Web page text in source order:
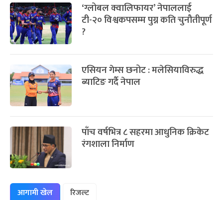
‘ग्लोबल क्वालिफायर’ नेपाललाई
टी-२० विश्वकपसम्म पुग्न कति चुनौतीपूर्ण
?
एसियन गेम्स छनोट : मलेसियाविरुद्ध
ब्याटिङ गर्दै नेपाल
पाँच वर्षभित्र ८ सहरमा आधुनिक क्रिकेट
रंगशाला निर्माण
आगामी खेल रिजल्ट